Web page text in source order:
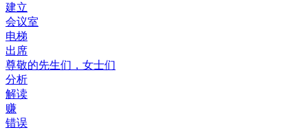
建立
会议室
电梯
出席
尊敬的先生们，女士们
分析
解读
赚
错误